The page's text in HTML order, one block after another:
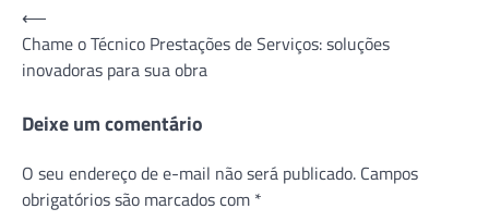
Navegação
de
Post
⟵
Chame o Técnico Prestações de Serviços: soluções
inovadoras para sua obra
Deixe um comentário
O seu endereço de e-mail não será publicado. Campos
obrigatórios são marcados com *